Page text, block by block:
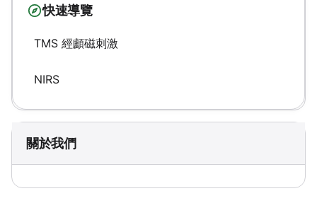
快速導覽
TMS 經顱磁刺激
NIRS
關於我們